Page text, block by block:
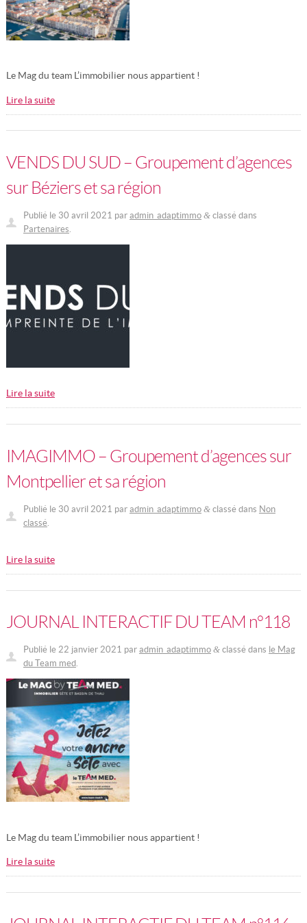
Le Mag du team L’immobilier nous appartient !
Lire la suite
VENDS DU SUD – Groupement d’agences
sur Béziers et sa région
Publié le 30 avril 2021 par admin_adaptimmo &classé dans
Partenaires.
Lire la suite
IMAGIMMO – Groupement d’agences sur
Montpellier et sa région
Publié le 30 avril 2021 par admin_adaptimmo &classé dans Non
classé.
Lire la suite
JOURNAL INTERACTIF DU TEAM n°118
Publié le 22 janvier 2021 par admin_adaptimmo &classé dans le Mag
du Team med.
Le Mag du team L’immobilier nous appartient !
Lire la suite